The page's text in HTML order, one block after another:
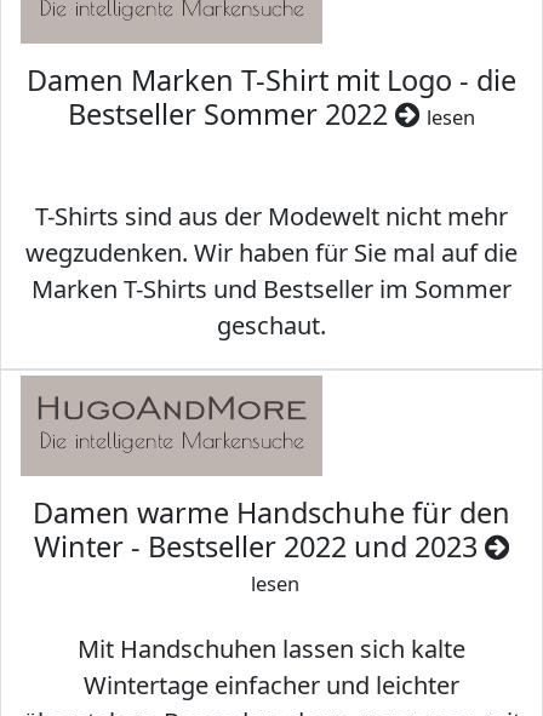
Damen Marken T-Shirt mit Logo - die
Bestseller Sommer 2022
lesen
T-Shirts sind aus der Modewelt nicht mehr
wegzudenken. Wir haben für Sie mal auf die
Marken T-Shirts und Bestseller im Sommer
geschaut.
Damen warme Handschuhe für den
Winter - Bestseller 2022 und 2023
lesen
Mit Handschuhen lassen sich kalte
Wintertage einfacher und leichter